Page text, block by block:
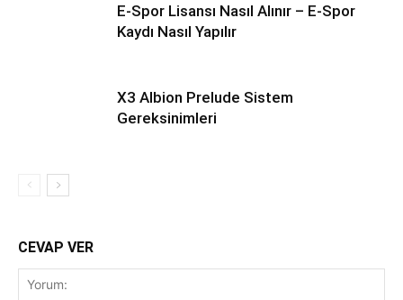
E-Spor Lisansı Nasıl Alınır – E-Spor
Kaydı Nasıl Yapılır
X3 Albion Prelude Sistem
Gereksinimleri
CEVAP VER